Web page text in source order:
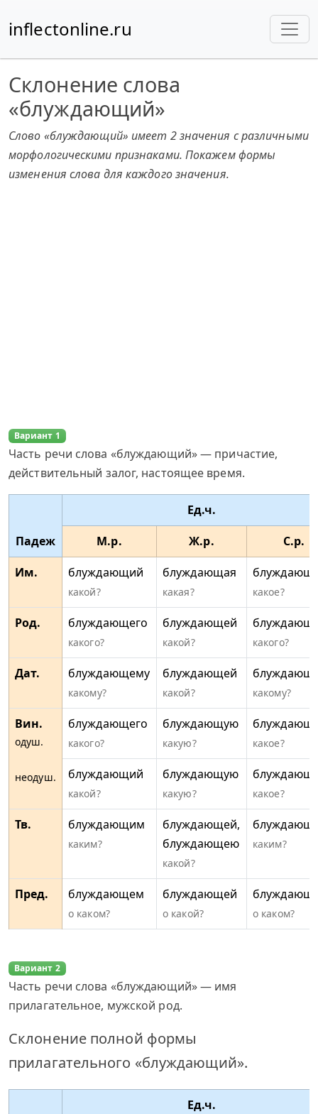
inflectonline.ru
Склонение слова
«блуждающий»
Слово «блуждающий» имеет 2 значения с различными
морфологическими признаками. Покажем формы
изменения слова для каждого значения.
Вариант 1
Часть речи слова «блуждающий» — причастие,
действительный залог, настоящее время.
Падеж
Ед.ч.
М.р.
Ж.р.
С.р.
Им.
блуждающий
какой?
блуждающая
какая? какое?
Род. блуждающего
какого?
блуждающей
какой? какого?
Дат. блуждающему
какому?
блуждающей
какой? какому?
Вин.
одуш.
неодуш.
блуждающего
какого?
блуждающую
какую? какое?
блуждающий
какой?
блуждающую
какую? какое?
Тв. блуждающим
каким?
блуждающей,
блуждающею
какой?
каким?
Пред. блуждающем
о каком?
блуждающей
о какой? о каком?
Вариант 2
Часть речи слова «блуждающий» — имя
прилагательное, мужской род.
Склонение полной формы
прилагательного «блуждающий».
Ед.ч.